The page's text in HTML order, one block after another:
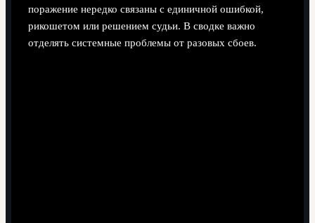
поражение нередко связаны с единичной ошибкой,
рикошетом или решением судьи. В сводке важно
отделять системные проблемы от разовых сбоев.